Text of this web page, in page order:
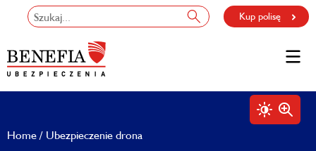
Kup polisę
Home Ubezpieczenie drona